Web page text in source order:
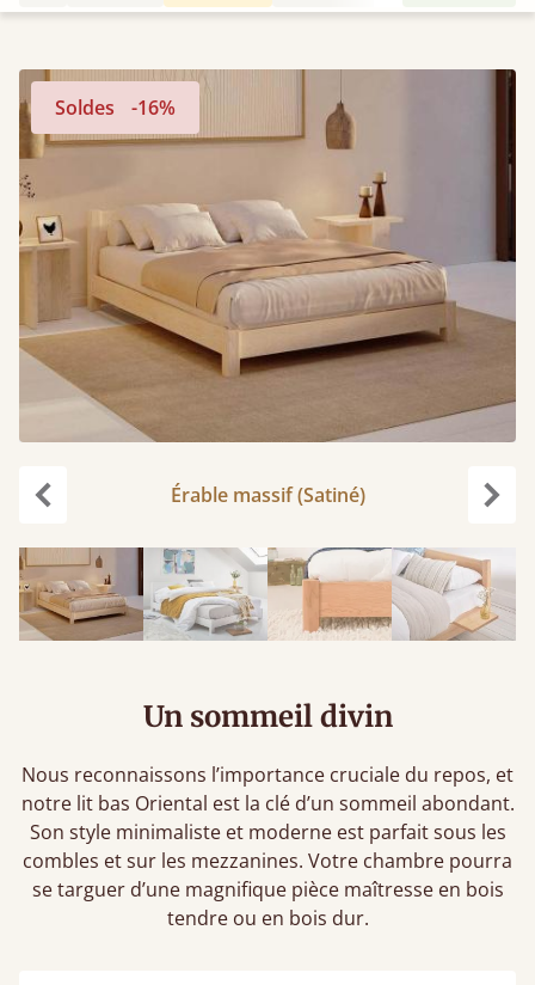
Soldes -16%
Érable massif (Satiné)
Un sommeil divin
Nous reconnaissons l’importance cruciale du repos, et
notre lit bas Oriental est la clé d’un sommeil abondant.
Son style minimaliste et moderne est parfait sous les
combles et sur les mezzanines. Votre chambre pourra
se targuer d’une magnifique pièce maîtresse en bois
tendre ou en bois dur.